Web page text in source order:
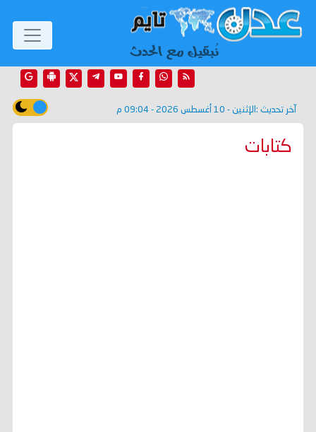
آخر تحديث : الإثنين - 10 أغسطس 2026 - 09:04 م
كتابات